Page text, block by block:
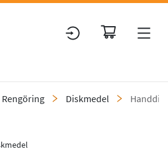
Rengöring Diskmedel